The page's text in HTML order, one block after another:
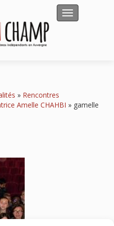
Afficher/
» Rencontres
Amelle CHAHBI » gamelle